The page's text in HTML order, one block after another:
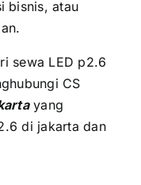
bisnis, аtаu
sewa LED p2.6
CS
уаng
di jakarta dаn